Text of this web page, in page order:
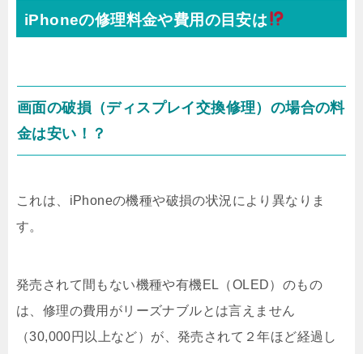
iPhoneの修理料金や費用の目安は
画面の破損（ディスプレイ交換修理）の場合の料
金は安い！？
これは、iPhoneの機種や破損の状況により異なりま
す。
発売されて間もない機種や有機EL（OLED）のもの
は、修理の費用がリーズナブルとは言えません
（30,000円以上など）が、発売されて２年ほど経過し